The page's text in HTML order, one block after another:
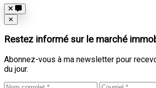
Close
✕
Restez informé sur le marché
Abonnez-vous à ma newsletter pour
du jour.